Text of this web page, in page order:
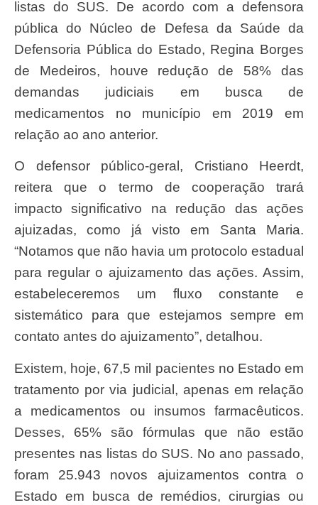
listas do SUS. De acordo com a defensora
pública do Núcleo de Defesa da Saúde da
Defensoria Pública do Estado, Regina Borges
de Medeiros, houve redução de 58% das
demandas judiciais em busca de
medicamentos no município em 2019 em
relação ao ano anterior.
O defensor público-geral, Cristiano Heerdt,
reitera que o termo de cooperação trará
impacto significativo na redução das ações
ajuizadas, como já visto em Santa Maria.
“Notamos que não havia um protocolo estadual
para regular o ajuizamento das ações. Assim,
estabeleceremos um fluxo constante e
sistemático para que estejamos sempre em
contato antes do ajuizamento”, detalhou.
Existem, hoje, 67,5 mil pacientes no Estado em
tratamento por via judicial, apenas em relação
a medicamentos ou insumos farmacêuticos.
Desses, 65% são fórmulas que não estão
presentes nas listas do SUS. No ano passado,
foram 25.943 novos ajuizamentos contra o
Estado em busca de remédios, cirurgias ou